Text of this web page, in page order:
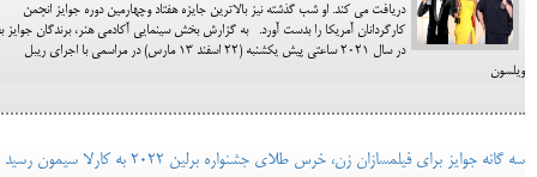
دریافت می کند. او شب گذشته نیز بالاترین جایزه هفتاد وچهارمین دوره جوایز انجمن
کارگردانان آمریکا را بدست آورد. به گزارش بخش سینمایی آکادمی هنر، برندگان جوایز
در سال ۲۰۲۱ ساعتی پیش یکشنبه (۲۲ اسفند ۱۳ مارس) در مراسمی با اجرای ریبل
ویلسون
سه گانه جوایز برای فیلمسازان زن، خرس طلای جشنواره برلین ۲۰۲۲ به کارلا سیمون رسید